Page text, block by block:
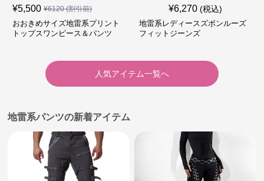
¥5,500 ¥6120(割引前)
おおきめサイズ地雷系プリント
トップスワンピース＆パンツ
¥6,270 (税込)
地雷系レディースズボンルーズ
フィットジーンズ
人気アイテム一覧へ
地雷系パンツの新着アイテム